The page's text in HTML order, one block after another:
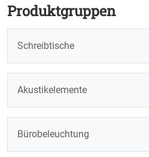
Produktgruppen
Schreibtische
Akustikelemente
Bürobeleuchtung